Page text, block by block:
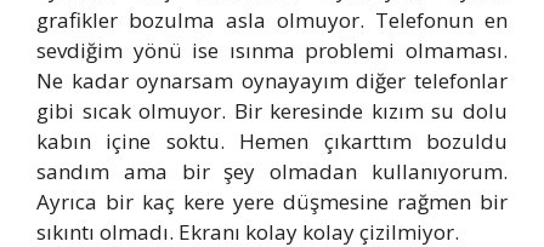
grafikler bozulma asla olmuyor. Telefonun en
sevdiğim yönü ise ısınma problemi olmaması.
Ne kadar oynarsam oynayayım diğer telefonlar
gibi sıcak olmuyor. Bir keresinde kızım su dolu
kabın içine soktu. Hemen çıkarttım bozuldu
sandım ama bir şey olmadan kullanıyorum.
Ayrıca bir kaç kere yere düşmesine rağmen bir
sıkıntı olmadı. Ekranı kolay kolay çizilmiyor.